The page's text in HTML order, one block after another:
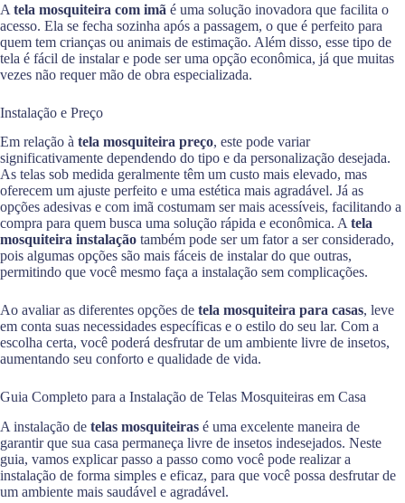
A tela mosquiteira com imã é uma solução inovadora que facilita o
acesso. Ela se fecha sozinha após a passagem, o que é perfeito para
quem tem crianças ou animais de estimação. Além disso, esse tipo de
tela é fácil de instalar e pode ser uma opção econômica, já que muitas
vezes não requer mão de obra especializada.
Instalação e Preço
Em relação à tela mosquiteira preço, este pode variar
significativamente dependendo do tipo e da personalização desejada.
As telas sob medida geralmente têm um custo mais elevado, mas
oferecem um ajuste perfeito e uma estética mais agradável. Já as
opções adesivas e com imã costumam ser mais acessíveis, facilitando a
compra para quem busca uma solução rápida e econômica. A tela
mosquiteira instalação também pode ser um fator a ser considerado,
pois algumas opções são mais fáceis de instalar do que outras,
permitindo que você mesmo faça a instalação sem complicações.
Ao avaliar as diferentes opções de tela mosquiteira para casas, leve
em conta suas necessidades específicas e o estilo do seu lar. Com a
escolha certa, você poderá desfrutar de um ambiente livre de insetos,
aumentando seu conforto e qualidade de vida.
Guia Completo para a Instalação de Telas Mosquiteiras em Casa
A instalação de telas mosquiteiras é uma excelente maneira de
garantir que sua casa permaneça livre de insetos indesejados. Neste
guia, vamos explicar passo a passo como você pode realizar a
instalação de forma simples e eficaz, para que você possa desfrutar de
um ambiente mais saudável e agradável.